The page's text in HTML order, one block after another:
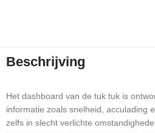
Beschrijving
Het dashboard van de tuk tuk is
informatie zoals snelheid, acculading
zelfs in slecht verlichte